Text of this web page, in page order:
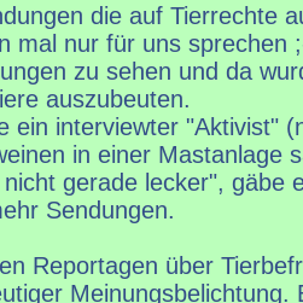
die auf Tierrechte
mal nur für uns sprechen
zu sehen und da
auszubeuten.
ein interviewter "Aktivist"
in einer Mastanlage
gerade lecker", gäbe
Sendungen.
Reportagen über
Meinungsbelichtung.